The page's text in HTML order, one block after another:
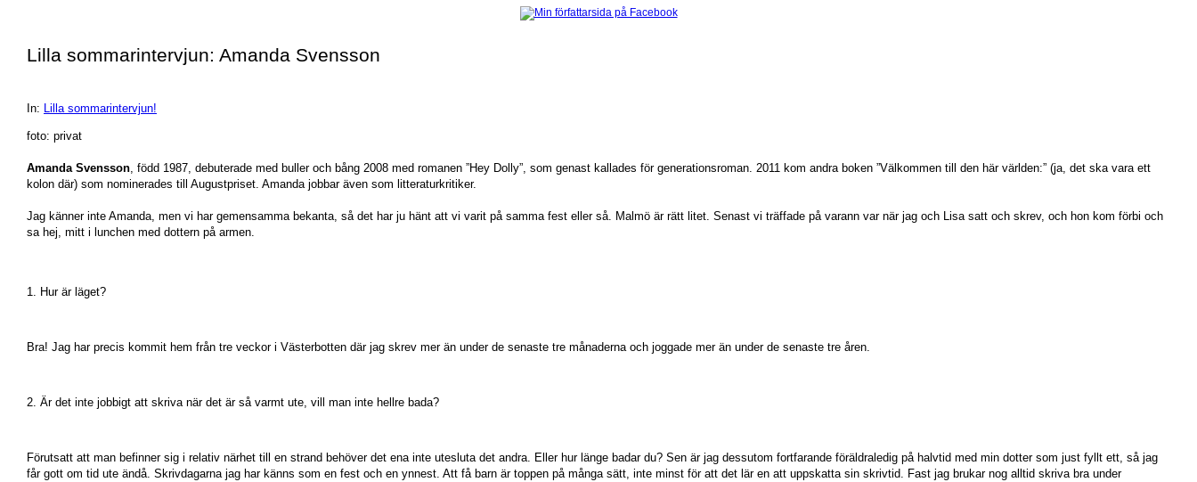
Lilla sommarintervjun: Amanda Svensson
In: Lilla sommarintervjun!
foto: privat
Amanda Svensson, född 1987, debuterade med buller och bång 2008 med romanen ”Hey Dolly”, som genast kallades för generationsroman. 2011 kom andra boken ”Välkommen till den här världen:” (ja, det ska vara ett
kolon där) som nominerades till Augustpriset. Amanda jobbar även som litteraturkritiker.
Jag känner inte Amanda, men vi har gemensamma bekanta, så det har ju hänt att vi varit på samma fest eller så. Malmö är rätt litet. Senast vi träffade på varann var när jag och Lisa satt och skrev, och hon kom förbi och
sa hej, mitt i lunchen med dottern på armen.
1. Hur är läget?
Bra! Jag har precis kommit hem från tre veckor i Västerbotten där jag skrev mer än under de senaste tre månaderna och joggade mer än under de senaste tre åren.
2. Är det inte jobbigt att skriva när det är så varmt ute, vill man inte hellre bada?
Förutsatt att man befinner sig i relativ närhet till en strand behöver det ena inte utesluta det andra. Eller hur länge badar du? Sen är jag dessutom fortfarande föräldraledig på halvtid med min dotter som just fyllt ett, så jag
får gott om tid ute ändå. Skrivdagarna jag har känns som en fest och en ynnest. Att få barn är toppen på många sätt, inte minst för att det lär en att uppskatta sin skrivtid. Fast jag brukar nog alltid skriva bra under